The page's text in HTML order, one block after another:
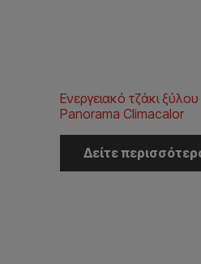
Ενεργειακό τζάκι
Panorama Climacalor
Δείτε